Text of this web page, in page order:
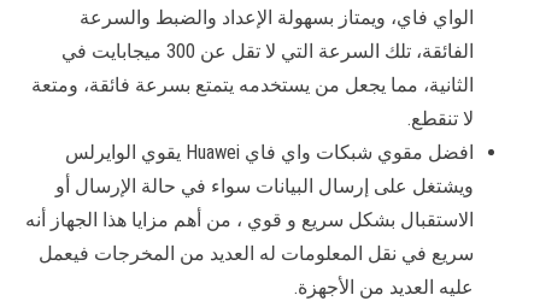
الواي فاي، ويمتاز بسهولة الإعداد والضبط والسرعة
الفائقة، تلك السرعة التي لا تقل عن 300 ميجابايت في
الثانية، مما يجعل من يستخدمه يتمتع بسرعة فائقة، ومتعة
لا تنقطع.
افضل مقوي شبكات واي فاي Huawei يقوي الوايرلس
ويشتغل على إرسال البيانات سواء في حالة الإرسال أو
الاستقبال بشكل سريع و قوي ، من أهم مزايا هذا الجهاز أنه
سريع في نقل المعلومات له العديد من المخرجات فيعمل
عليه العديد من الأجهزة.